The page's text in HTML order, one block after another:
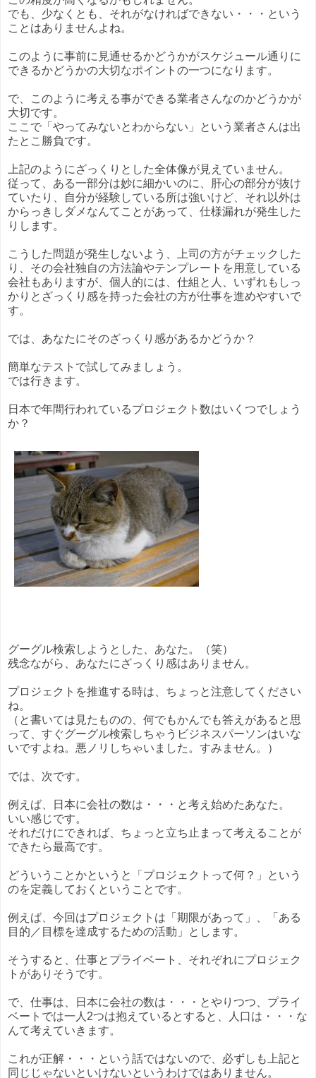
でも、少なくとも、それがなければできない・・・という
ことはありませんよね。
このように事前に見通せるかどうかがスケジュール通りに
できるかどうかの大切なポイントの一つになります。
で、このように考える事ができる業者さんなのかどうかが
大切です。
ここで「やってみないとわからない」という業者さんは出
たとこ勝負です。
上記のようにざっくりとした全体像が見えていません。
従って、ある一部分は妙に細かいのに、肝心の部分が抜け
ていたり、自分が経験している所は強いけど、それ以外は
からっきしダメなんてことがあって、仕様漏れが発生した
りします。
こうした問題が発生しないよう、上司の方がチェックした
り、その会社独自の方法論やテンプレートを用意している
会社もありますが、個人的には、仕組と人、いずれもしっ
かりとざっくり感を持った会社の方が仕事を進めやすいで
す。
では、あなたにそのざっくり感があるかどうか？
簡単なテストで試してみましょう。
では行きます。
日本で年間行われているプロジェクト数はいくつでしょう
か？
グーグル検索しようとした、あなた。（笑）
残念ながら、あなたにざっくり感はありません。
プロジェクトを推進する時は、ちょっと注意してください
ね。
（と書いては見たものの、何でもかんでも答えがあると思
って、すぐグーグル検索しちゃうビジネスパーソンはいな
いですよね。悪ノリしちゃいました。すみません。）
では、次です。
例えば、日本に会社の数は・・・と考え始めたあなた。
いい感じです。
それだけにできれば、ちょっと立ち止まって考えることが
できたら最高です。
どういうことかというと「プロジェクトって何？」という
のを定義しておくということです。
例えば、今回はプロジェクトは「期限があって」、「ある
目的／目標を達成するための活動」とします。
そうすると、仕事とプライベート、それぞれにプロジェク
トがありそうです。
で、仕事は、日本に会社の数は・・・とやりつつ、プライ
ベートでは一人2つは抱えているとすると、人口は・・・な
んて考えていきます。
これが正解・・・という話ではないので、必ずしも上記と
同じじゃないといけないというわけではありません。